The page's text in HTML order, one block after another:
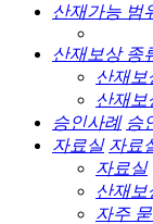
산재가능 범
산재보상 종
산재보
산재보
승인사례 승
자료실 자료
자료실
산재보
자주